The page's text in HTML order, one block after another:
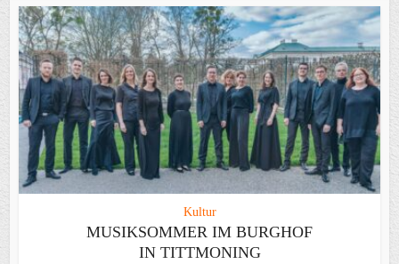
Kultur
MUSIKSOMMER IM BURGHOF
IN TITTMONING